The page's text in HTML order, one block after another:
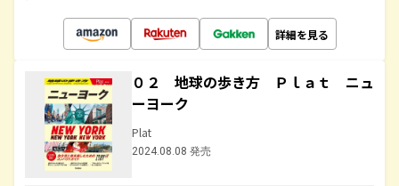
詳細を見る
０２ 地球の歩き方 Ｐｌａｔ ニュ
ーヨーク
Plat
2024.08.08 発売